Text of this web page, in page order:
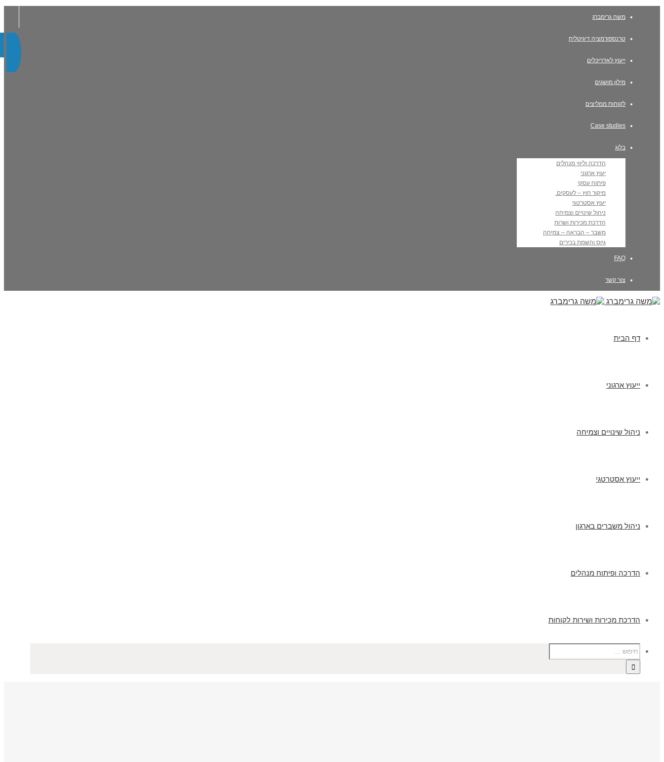
משה גרימברג
טרנספורמציה דיגיטלית
ייעוץ לאדריכלים
מילון מושגים
לקוחות ממליצים
Case studies
בלוג
הדרכה וליווי מנהלים
יעוץ ארגוני
פיתוח עסקי
מיקור חוץ – לעסקים.
יעוץ אסטרטגי
ניהול שינויים וצמיחה
הדרכת מכירות ושרות
משבר – הבראה – צמיחה
גיוס והשמת בכירים
FAQ
צור קשר
דף הבית
ייעוץ ארגוני
ניהול שינויים וצמיחה
ייעוץ אסטרטגי
ניהול משברים בארגון
הדרכה ופיתוח מנהלים
הדרכת מכירות ושירות לקוחות